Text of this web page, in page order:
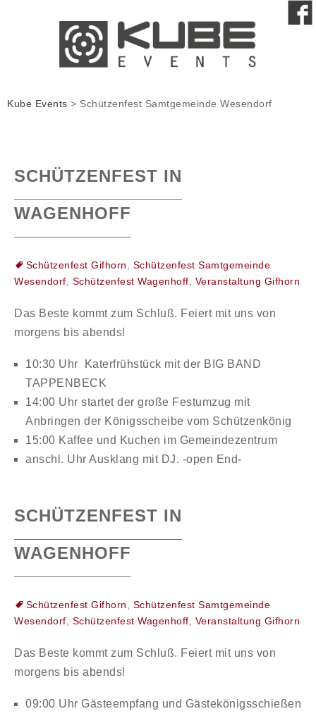
Kube Events > Schützenfest Samtgemeinde Wesendorf
SCHÜTZENFEST IN
WAGENHOFF
Schützenfest Gifhorn
Schützenfest Samtgemeinde
Wesendorf
Schützenfest Wagenhoff Veranstaltung Gifhorn
Das Beste kommt zum Schluß. Feiert mit uns von
morgens bis abends!
10:30 Uhr Katerfrühstück mit der BIG BAND
TAPPENBECK
14:00 Uhr startet der große Festumzug mit
Anbringen der Königsscheibe vom Schützenkönig
15:00 Kaffee und Kuchen im Gemeindezentrum
anschl. Uhr Ausklang mit DJ. -open End-
SCHÜTZENFEST IN
WAGENHOFF
Schützenfest Gifhorn
Schützenfest Samtgemeinde
Wesendorf
Schützenfest Wagenhoff Veranstaltung Gifhorn
Das Beste kommt zum Schluß. Feiert mit uns von
morgens bis abends!
09:00 Uhr Gästeempfang und Gästekönigsschießen